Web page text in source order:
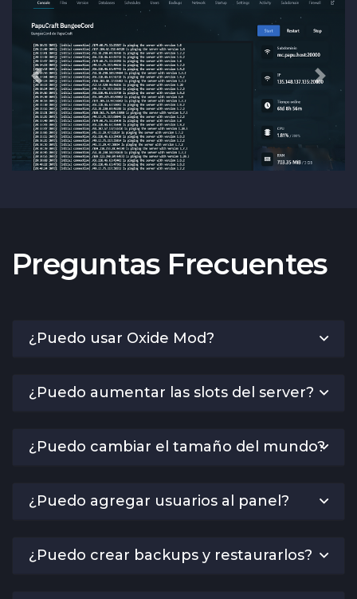
Anterior
Preguntas Frecuentes
¿Puedo usar Oxide Mod?
¿Puedo aumentar las slots del server?
¿Puedo cambiar el tamaño del mundo?
¿Puedo agregar usuarios al panel?
¿Puedo crear backups y restaurarlos?